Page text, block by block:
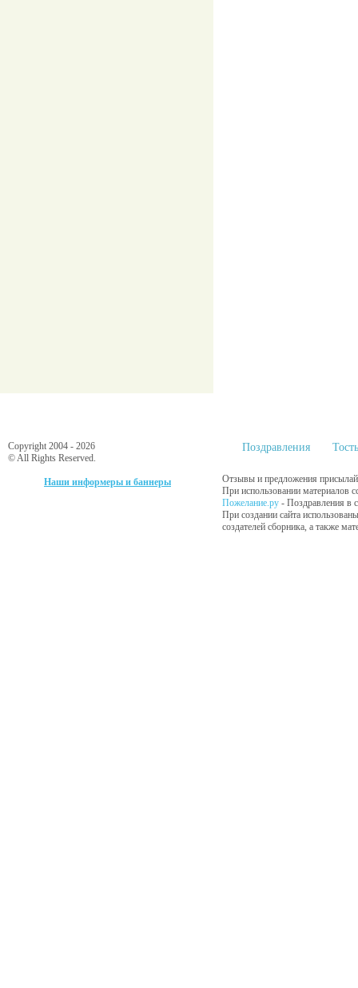
Copyright 2004 - 2026
© All Rights Reserved.
Наши информеры и баннеры
Поздравления
Отзывы и предложения
При использовании материалов
Пожелание.ру - Поздравления в
При создании сайта
создателей сборника, а также